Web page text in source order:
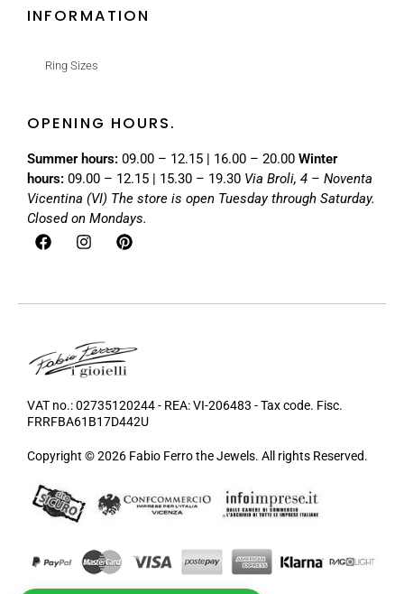
INFORMATION
Ring Sizes
OPENING HOURS.
Summer hours: 09.00 – 12.15 | 16.00 – 20.00 Winter
hours: 09.00 – 12.15 | 15.30 – 19.30 Via Broli, 4 – Noventa
Vicentina (VI) The store is open Tuesday through Saturday.
Closed on Mondays.
VAT no.: 02735120244 - REA: VI-206483 - Tax code. Fisc.
FRRFBA61B17D442U
Copyright © 2026 Fabio Ferro the Jewels. All rights Reserved.